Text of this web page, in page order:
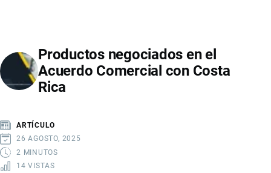
Y
COLOMBIA
NO
RESOLUCIÓN
DE
LA
Productos negociados en el
Acuerdo Comercial con Costa
Rica
ARTÍCULO
26 AGOSTO, 2025
2 MINUTOS
14 VISTAS